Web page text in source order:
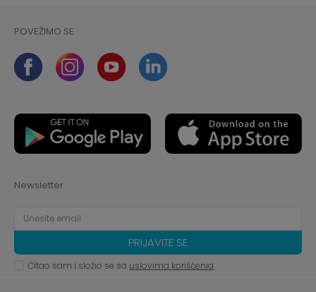
POVEŽIMO SE
Newsletter
PRIJAVITE SE
Čitao sam i složio se sa uslovima korišćenja